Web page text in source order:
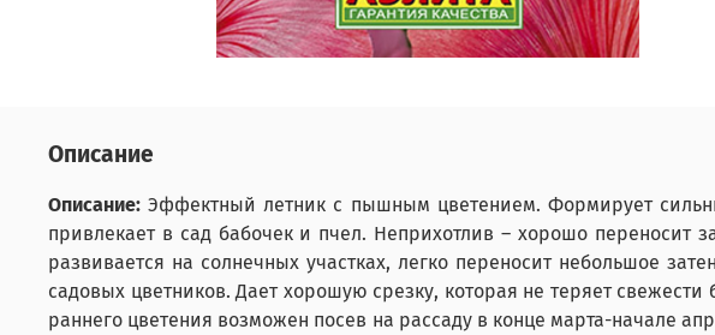
Описание
Описание: Эффектный летник с пышным цветением. Формирует
привлекает в сад бабочек и пчел. Неприхотлив – хорошо переносит
развивается на солнечных участках, легко переносит небольшое
садовых цветников. Дает хорошую срезку, которая не теряет
раннего цветения возможен посев на рассаду в конце марта-начале